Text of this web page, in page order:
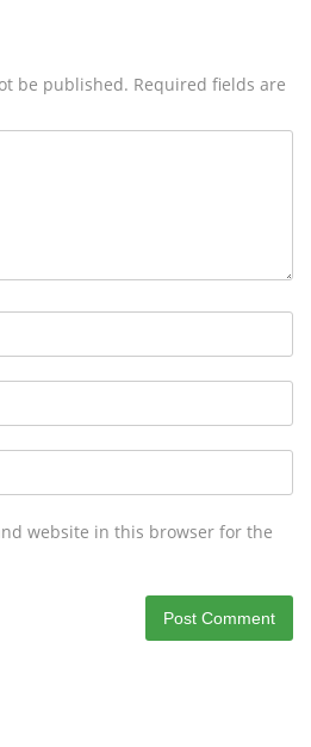
be published. Required fields are
website in this browser for the